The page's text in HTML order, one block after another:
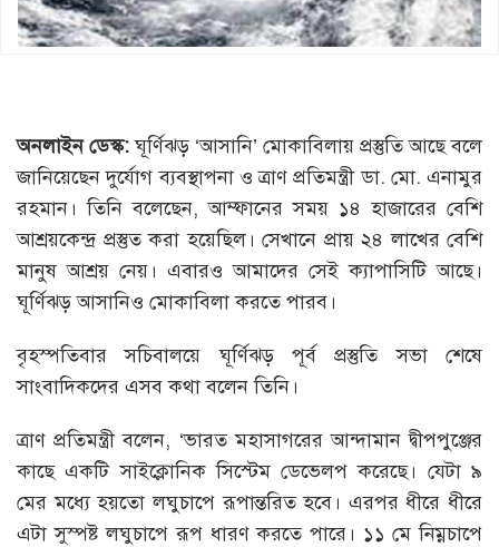
অনলাইন ডেস্ক:ঘূর্ণিঝড় ‘আসানি’ মোকাবিলায় প্রস্তুতি আছে বলে
জানিয়েছেন দুর্যোগ ব্যবস্থাপনা ও ত্রাণ প্রতিমন্ত্রী ডা. মো. এনামুর
রহমান। তিনি বলেছেন, আম্ফানের সময় ১৪ হাজারের বেশি
আশ্রয়কেন্দ্র প্রস্তুত করা হয়েছিল। সেখানে প্রায় ২৪ লাখের বেশি
মানুষ আশ্রয় নেয়। এবারও আমাদের সেই ক্যাপাসিটি আছে।
ঘূর্ণিঝড় আসানিও মোকাবিলা করতে পারব।
বৃহস্পতিবার সচিবালয়ে ঘূর্ণিঝড় পূর্ব প্রস্তুতি সভা শেষে
সাংবাদিকদের এসব কথা বলেন তিনি।
ত্রাণ প্রতিমন্ত্রী বলেন, ‘ভারত মহাসাগরের আন্দামান দ্বীপপুঞ্জের
কাছে একটি সাইক্লোনিক সিস্টেম ডেভেলপ করেছে। যেটা ৯
মের মধ্যে হয়তো লঘুচাপে রূপান্তরিত হবে। এরপর ধীরে ধীরে
এটা সুস্পষ্ট লঘুচাপে রূপ ধারণ করতে পারে। ১১ মে নিম্নচাপে